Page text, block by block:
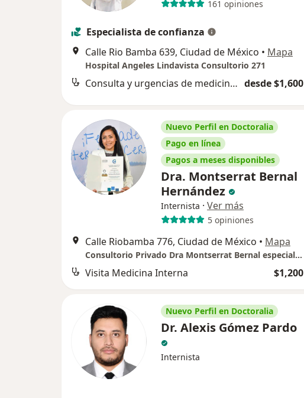
161 opiniones
Especialista de confianza
Calle Rio Bamba 639, Ciudad de México • Mapa
Hospital Angeles Lindavista Consultorio 271
Consulta y urgencias de medicina interna desde $1,600
Nuevo Perfil en Doctoralia
Pago en línea
Pagos a meses disponibles
Dra. Montserrat Bernal
Hernández
Internista · Ver más
5 opiniones
Calle Riobamba 776, Ciudad de México • Mapa
Consultorio Privado Dra Montserrat Bernal especialista en Medicina Interna
Visita Medicina Interna $1,200
Nuevo Perfil en Doctoralia
Dr. Alexis Gómez Pardo
Internista